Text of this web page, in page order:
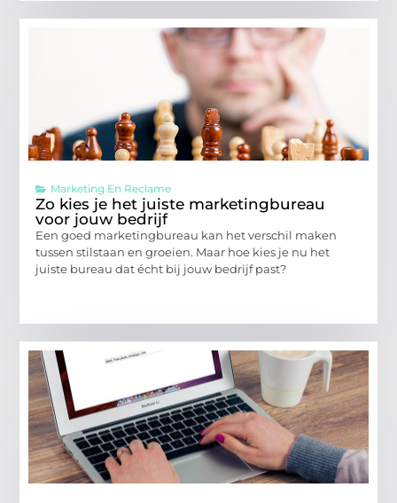
Marketing En Reclame
Zo kies je het juiste marketingbureau
voor jouw bedrijf
Een goed marketingbureau kan het verschil maken
tussen stilstaan en groeien. Maar hoe kies je nu het
juiste bureau dat écht bij jouw bedrijf past?